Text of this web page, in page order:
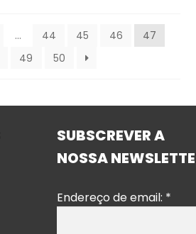
… 44 45 46
47
49 50
SUBSCREVER A
NOSSA
Endereço de email: *